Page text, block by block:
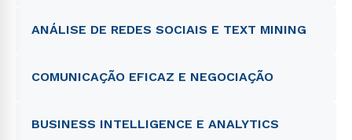
ANÁLISE DE REDES SOCIAIS E TEXT MINING
COMUNICAÇÃO EFICAZ E NEGOCIAÇÃO
BUSINESS INTELLIGENCE E ANALYTICS